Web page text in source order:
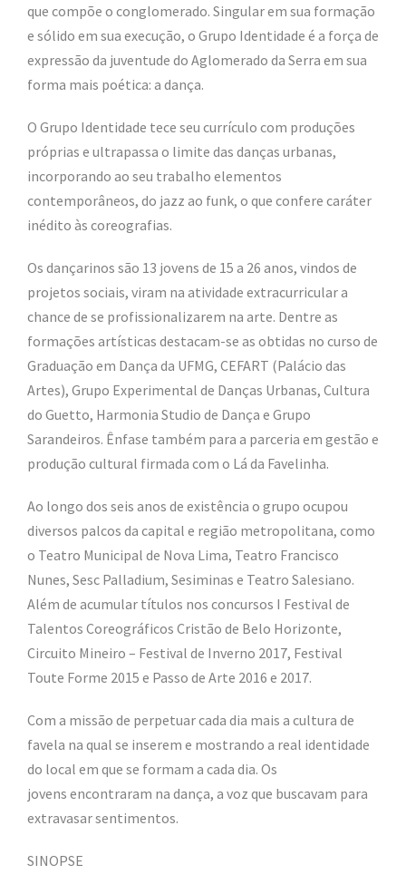
que compõe o conglomerado. Singular em sua formação
e sólido em sua execução, o Grupo Identidade é a força de
expressão da juventude do Aglomerado da Serra em sua
forma mais poética: a dança.
O Grupo Identidade tece seu currículo com produções
próprias e ultrapassa o limite das danças urbanas,
incorporando ao seu trabalho elementos
contemporâneos, do jazz ao funk, o que confere caráter
inédito às coreografias.
Os dançarinos são 13 jovens de 15 a 26 anos, vindos de
projetos sociais, viram na atividade extracurricular a
chance de se profissionalizarem na arte. Dentre as
formações artísticas destacam-se as obtidas no curso de
Graduação em Dança da UFMG, CEFART (Palácio das
Artes), Grupo Experimental de Danças Urbanas, Cultura
do Guetto, Harmonia Studio de Dança e Grupo
Sarandeiros. Ênfase também para a parceria em gestão e
produção cultural firmada com o Lá da Favelinha.
Ao longo dos seis anos de existência o grupo ocupou
diversos palcos da capital e região metropolitana, como
o Teatro Municipal de Nova Lima, Teatro Francisco
Nunes, Sesc Palladium, Sesiminas e Teatro Salesiano.
Além de acumular títulos nos concursos I Festival de
Talentos Coreográficos Cristão de Belo Horizonte,
Circuito Mineiro – Festival de Inverno 2017, Festival
Toute Forme 2015 e Passo de Arte 2016 e 2017.
Com a missão de perpetuar cada dia mais a cultura de
favela na qual se inserem e mostrando a real identidade
do local em que se formam a cada dia. Os
jovens encontraram na dança, a voz que buscavam para
extravasar sentimentos.
SINOPSE